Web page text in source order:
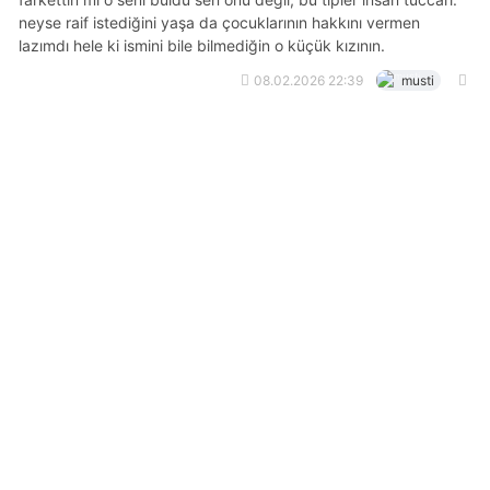
neyse raif istediğini yaşa da çocuklarının hakkını vermen
lazımdı hele ki ismini bile bilmediğin o küçük kızının.
08.02.2026 22:39 musti